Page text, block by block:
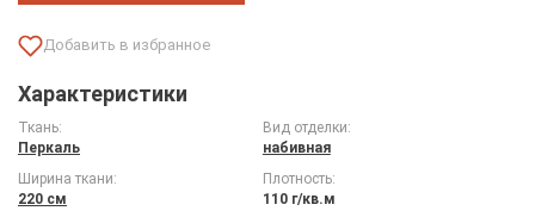
Характеристики
Ткань:
Перкаль
Вид отделки:
набивная
Ширина ткани:
220 см
Плотность:
110 г/кв.м